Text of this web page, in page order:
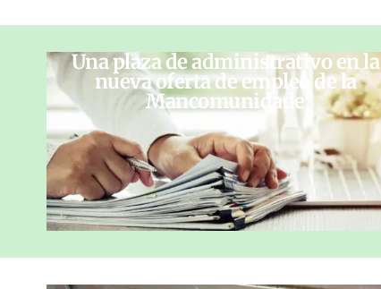
Una plaza de administrativo en la
nueva oferta de empleo de la
Mancomunidade